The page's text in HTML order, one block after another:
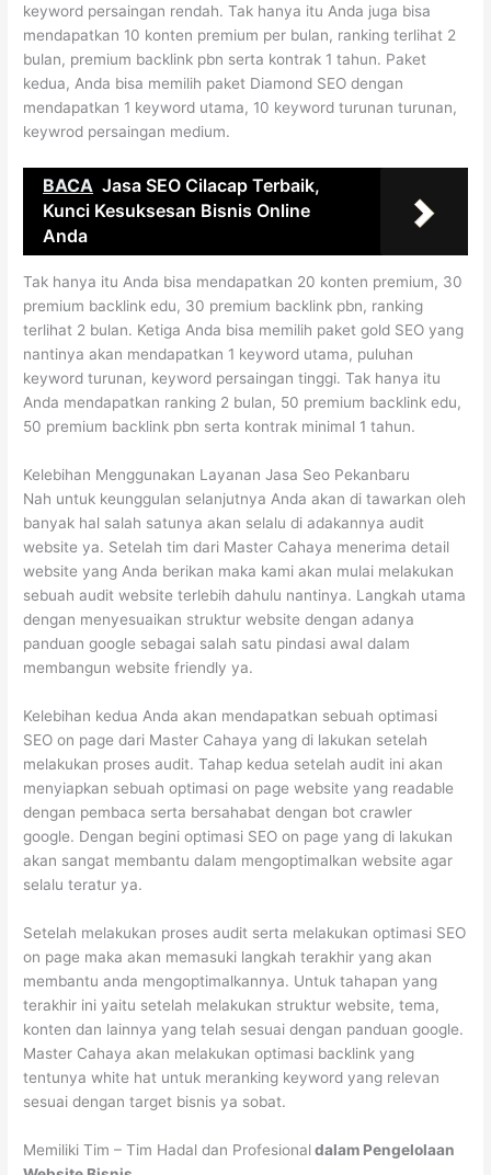
keyword persaingan rendah. Tak hanya itu Anda juga bisa
mendapatkan 10 konten premium per bulan, ranking terlihat 2
bulan, premium backlink pbn serta kontrak 1 tahun. Paket
kedua, Anda bisa memilih paket Diamond SEO dengan
mendapatkan 1 keyword utama, 10 keyword turunan turunan,
keywrod persaingan medium.
BACA Jasa SEO Cilacap Terbaik,
Kunci Kesuksesan Bisnis Online
Anda
Tak hanya itu Anda bisa mendapatkan 20 konten premium, 30
premium backlink edu, 30 premium backlink pbn, ranking
terlihat 2 bulan. Ketiga Anda bisa memilih paket gold SEO yang
nantinya akan mendapatkan 1 keyword utama, puluhan
keyword turunan, keyword persaingan tinggi. Tak hanya itu
Anda mendapatkan ranking 2 bulan, 50 premium backlink edu,
50 premium backlink pbn serta kontrak minimal 1 tahun.
Kelebihan Menggunakan Layanan Jasa Seo Pekanbaru
Nah untuk keunggulan selanjutnya Anda akan di tawarkan oleh
banyak hal salah satunya akan selalu di adakannya audit
website ya. Setelah tim dari Master Cahaya menerima detail
website yang Anda berikan maka kami akan mulai melakukan
sebuah audit website terlebih dahulu nantinya. Langkah utama
dengan menyesuaikan struktur website dengan adanya
panduan google sebagai salah satu pindasi awal dalam
membangun website friendly ya.
Kelebihan kedua Anda akan mendapatkan sebuah optimasi
SEO on page dari Master Cahaya yang di lakukan setelah
melakukan proses audit. Tahap kedua setelah audit ini akan
menyiapkan sebuah optimasi on page website yang readable
dengan pembaca serta bersahabat dengan bot crawler
google. Dengan begini optimasi SEO on page yang di lakukan
akan sangat membantu dalam mengoptimalkan website agar
selalu teratur ya.
Setelah melakukan proses audit serta melakukan optimasi SEO
on page maka akan memasuki langkah terakhir yang akan
membantu anda mengoptimalkannya. Untuk tahapan yang
terakhir ini yaitu setelah melakukan struktur website, tema,
konten dan lainnya yang telah sesuai dengan panduan google.
Master Cahaya akan melakukan optimasi backlink yang
tentunya white hat untuk meranking keyword yang relevan
sesuai dengan target bisnis ya sobat.
Memiliki Tim – Tim Hadal dan Profesional dalam Pengelolaan